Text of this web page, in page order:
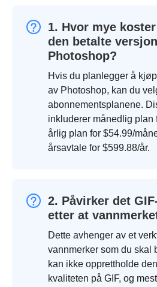
1. Hvor mye
den betalte
Photoshop?
Hvis du planlegger å
av Photoshop, kan du
abonnementsplanene.
inkluderer månedlig plan
årlig plan for $54.99/
årsavtale for $599.88/år.
2. Påvirker det
etter at
Dette avhenger av et
vannmerker som du skal
kan ikke opprettholde
kvaliteten på GIF, og